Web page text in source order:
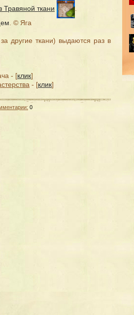
Травяной ткани
.
. © Яга
другие ткани) выдаются раз в
- [клик]
- [клик]
0